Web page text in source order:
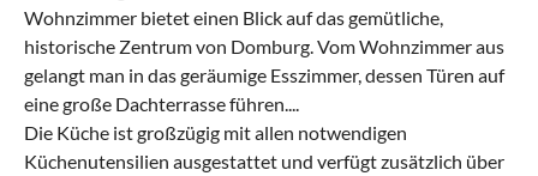
Wohnzimmer bietet einen Blick auf das gemütliche,
historische Zentrum von Domburg. Vom Wohnzimmer aus
gelangt man in das geräumige Esszimmer, dessen Türen auf
eine große Dachterrasse führen....
Die Küche ist großzügig mit allen notwendigen
Küchenutensilien ausgestattet und verfügt zusätzlich über